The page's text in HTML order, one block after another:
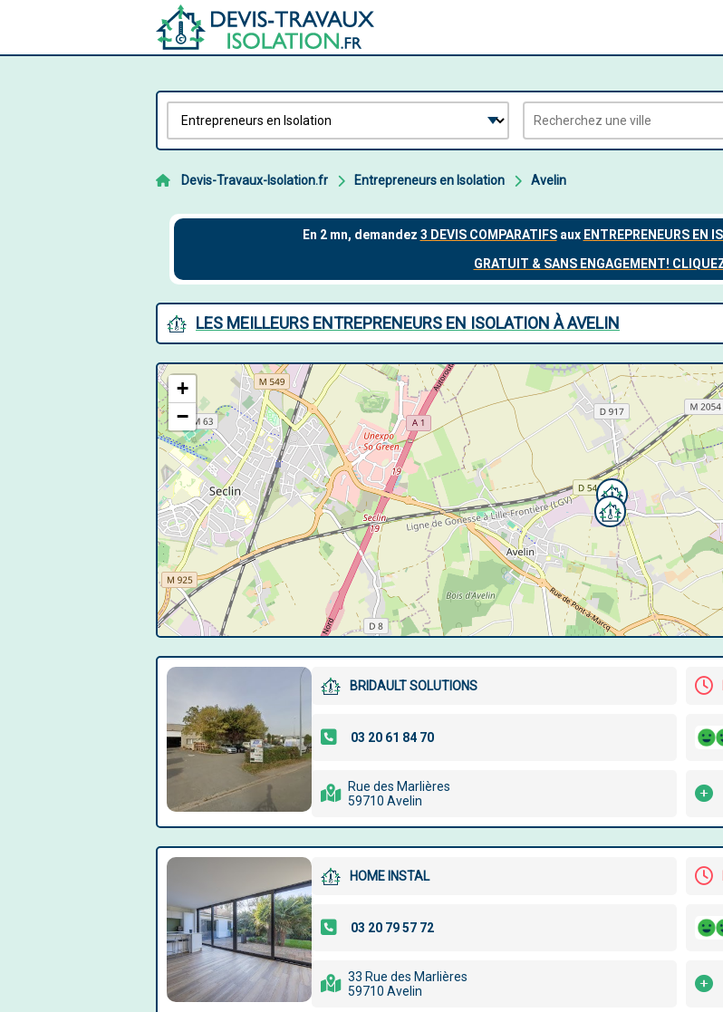
Devis-Travaux-Isolation.fr Entrepreneurs en Isolation Avelin
LES MEILLEURS ENTREPRENEURS EN ISOLATION À AVELIN
+
−
BRIDAULT SOLUTIONS
Rue des Marlières
59710 Avelin
HOME INSTAL
33 Rue des Marlières
59710 Avelin